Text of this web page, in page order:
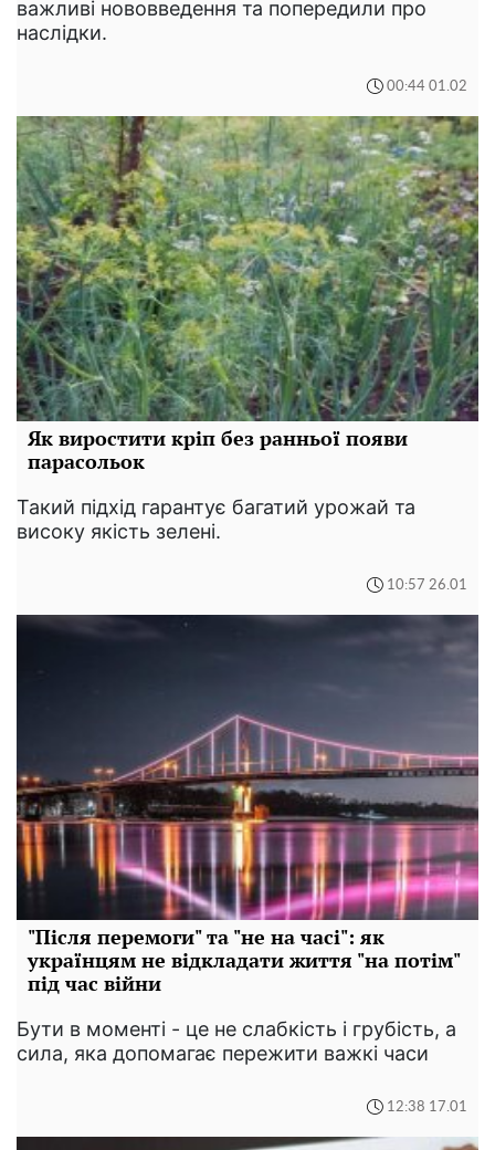
важливі нововведення та попередили про
наслідки.
00:44 01.02
Як виростити кріп без ранньої появи
парасольок
Такий підхід гарантує багатий урожай та
високу якість зелені.
10:57 26.01
"Після перемоги" та "не на часі": як
українцям не відкладати життя "на потім"
під час війни
Бути в моменті - це не слабкість і грубість, а
сила, яка допомагає пережити важкі часи
12:38 17.01